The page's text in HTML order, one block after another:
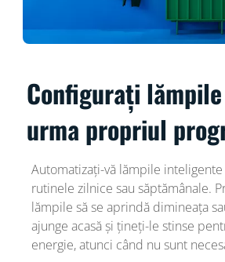
Configurați
urma propriul
Automatizați-vă lămpile
rutinele zilnice sau săptămânale.
lămpile să se aprindă dimineața
ajunge acasă și țineți-le stinse
energie, atunci când nu sunt